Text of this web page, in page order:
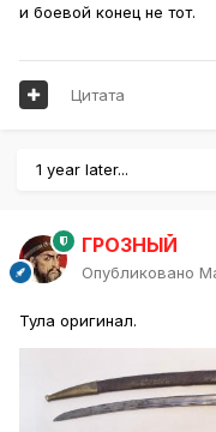
и боевой конец не тот.
Цитата
1 year later...
ГРОЗНЫЙ
Опубликовано
Тула оригинал.